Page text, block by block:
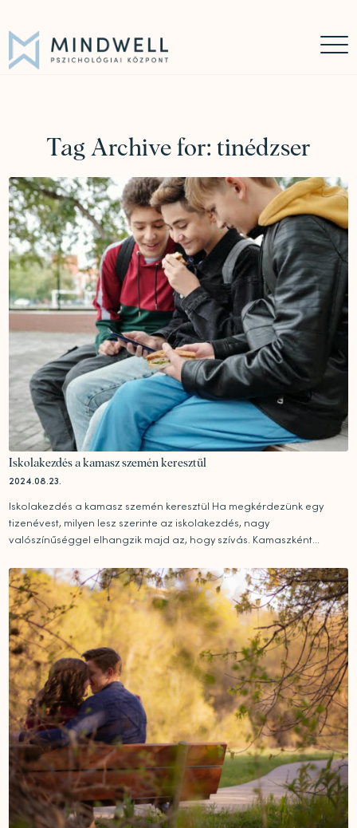
Tag Archive for: tinédzser
Iskolakezdés a kamasz szemén keresztül
2024.08.23.
Iskolakezdés a kamasz szemén keresztül Ha megkérdezünk egy
tizenévest, milyen lesz szerinte az iskolakezdés, nagy
valószínűséggel elhangzik majd az, hogy szívás. Kamaszként...